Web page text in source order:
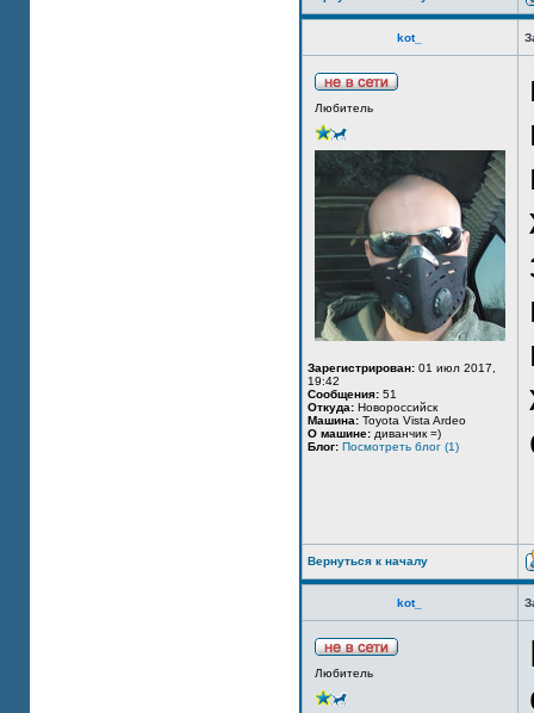
kot_
Любитель
Зарегистрирован: 01 июл 2017,
19:42
Сообщения: 51
Откуда: Новороссийск
Машина: Toyota Vista Ardeo
О машине: диванчик =)
Блог: Посмотреть блог (1)
Вернуться к началу
kot_
Любитель